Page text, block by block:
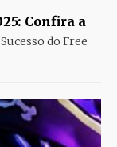
Confira a
do Free